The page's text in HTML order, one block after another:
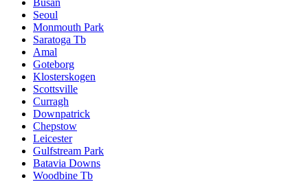
Seoul
Monmouth Park
Saratoga Tb
Amal
Goteborg
Klosterskogen
Scottsville
Curragh
Downpatrick
Chepstow
Leicester
Gulfstream Park
Batavia Downs
Woodbine Tb